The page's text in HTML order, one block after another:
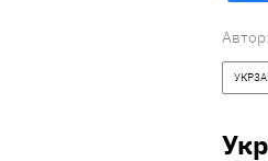
Автор: